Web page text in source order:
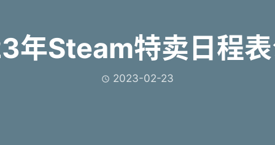
年Steam特卖日程
 2023-02-23